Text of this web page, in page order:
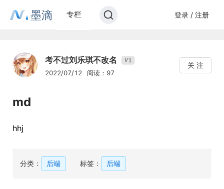
墨滴 专栏 登录 / 注册
考不过刘乐琪不改名 V1
2022/07/12 阅读：97
关 注
md
hhj
分类： 后端 标签： 后端